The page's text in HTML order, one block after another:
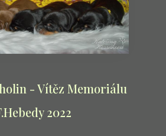
- Vítěz Memoriálu
2022